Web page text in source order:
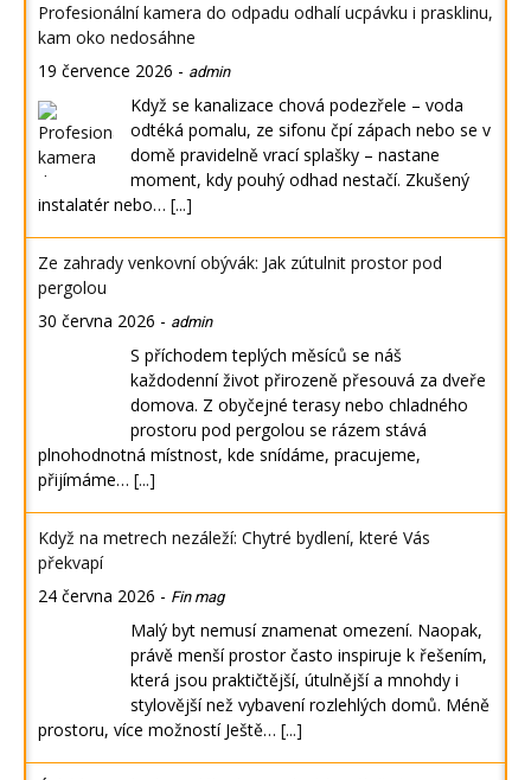
Profesionální kamera do odpadu odhalí ucpávku i prasklinu,
kam oko nedosáhne
19 července 2026 - admin
Když se kanalizace chová podezřele – voda
odtéká pomalu, ze sifonu čpí zápach nebo se v
domě pravidelně vrací splašky – nastane
moment, kdy pouhý odhad nestačí. Zkušený
instalatér nebo… [...]
Ze zahrady venkovní obývák: Jak zútulnit prostor pod
pergolou
30 června 2026 - admin
S příchodem teplých měsíců se náš
každodenní život přirozeně přesouvá za dveře
domova. Z obyčejné terasy nebo chladného
prostoru pod pergolou se rázem stává
plnohodnotná místnost, kde snídáme, pracujeme,
přijímáme… [...]
Když na metrech nezáleží: Chytré bydlení, které Vás
překvapí
24 června 2026 - Fin mag
Malý byt nemusí znamenat omezení. Naopak,
právě menší prostor často inspiruje k řešením,
která jsou praktičtější, útulnější a mnohdy i
stylovější než vybavení rozlehlých domů. Méně
prostoru, více možností Ještě… [...]